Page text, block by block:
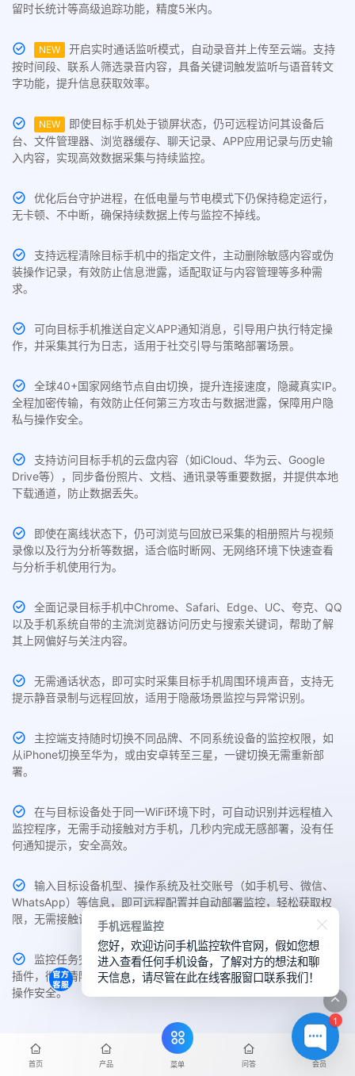
留时长统计等高级追踪功能，精度5米内。
NEW
开启实时通话监听模式，自动录音并上传至云端。支持
按时间段、联系人筛选录音内容，具备关键词触发监听与语音转文
字功能，提升信息获取效率。
NEW
即使目标手机处于锁屏状态，仍可远程访问其设备后
台、文件管理器、浏览器缓存、聊天记录、APP应用记录与历史输
入内容，实现高效数据采集与持续监控。
优化后台守护进程，在低电量与节电模式下仍保持稳定运行，
无卡顿、不中断，确保持续数据上传与监控不掉线。
支持远程清除目标手机中的指定文件，主动删除敏感内容或伪
装操作记录，有效防止信息泄露，适配取证与内容管理等多种需
求。
可向目标手机推送自定义APP通知消息，引导用户执行特定操
作，并采集其行为日志，适用于社交引导与策略部署场景。
全球40+国家网络节点自由切换，提升连接速度，隐藏真实IP。
全程加密传输，有效防止任何第三方攻击与数据泄露，保障用户隐
私与操作安全。
支持访问目标手机的云盘内容（如iCloud、华为云、Google
Drive等），同步备份照片、文档、通讯录等重要数据，并提供本地
下载通道，防止数据丢失。
即使在离线状态下，仍可浏览与回放已采集的相册照片与视频
录像以及行为分析等数据，适合临时断网、无网络环境下快速查看
与分析手机使用行为。
全面记录目标手机中Chrome、Safari、Edge、UC、夸克、QQ
以及手机系统自带的主流浏览器访问历史与搜索关键词，帮助了解
其上网偏好与关注内容。
无需通话状态，即可实时采集目标手机周围环境声音，支持无
提示静音录制与远程回放，适用于隐蔽场景监控与异常识别。
主控端支持随时切换不同品牌、不同系统设备的监控权限，如
从iPhone切换至华为，或由安卓转至三星，一键切换无需重新部
署。
在与目标设备处于同一WiFi环境下时，可自动识别并远程植入
监控程序，无需手动接触对方手机，几秒内完成无感部署，没有任
何通知提示，安全高效。
输入目标设备机型、操作系统及社交账号（如手机号、微信、
WhatsApp）等信息，即可远程配置并自动部署监控，轻松获取权
限，无需接触设备。
监控任务完成后，用户可在主控端一键卸载目标手机中的监控
插件，彻底清除痕迹、断开连接，避免数据残留，保障数据隐私与
操作安全。
首页 产品 菜单 问答 会员
1
手机远程监控
您好，欢迎访问手机监控软件官网，假如您想
进入查看任何手机设备，了解对方的想法和聊
天信息，请尽管在此在线客服窗口联系我们！